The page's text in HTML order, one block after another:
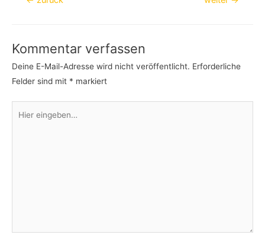
Kommentar verfassen
Deine E-Mail-Adresse wird nicht veröffentlicht. Erforderliche
Felder sind mit * markiert
eingeben…